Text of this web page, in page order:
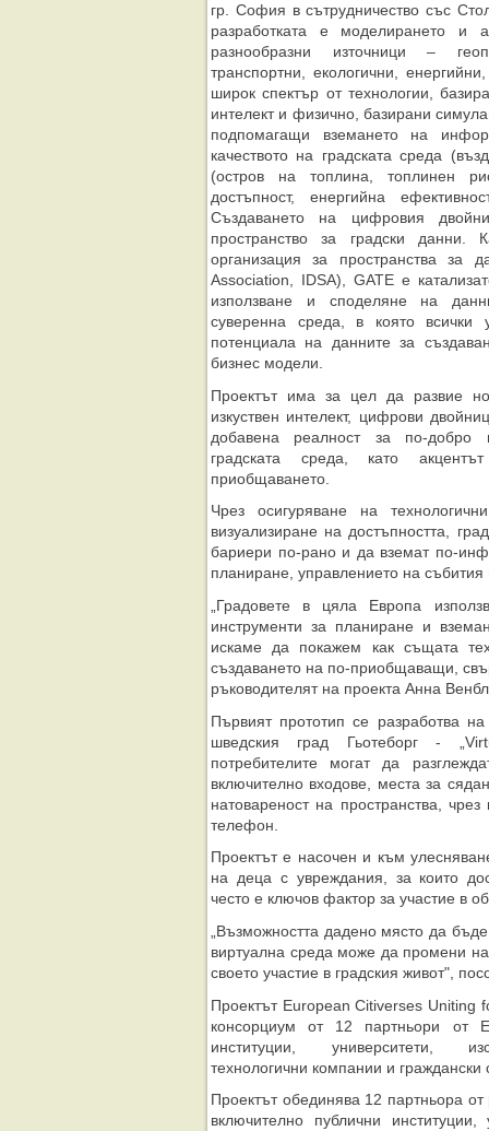
гр. София в сътрудничество със
разработката е моделирането и
разнообразни източници –
транспортни, екологични,
широк спектър от технологии,
интелект и физично, базирани
подпомагащи вземането на
качеството на градската среда
(остров на топлина, топлинен
достъпност, енергийна
Създаването на цифровия
пространство за градски данни.
организация за пространства за
Association, IDSA), GATE e
използване и споделяне на
суверенна среда, в която всички
потенциала на данните за
бизнес модели.
Проектът има за цел да развие
изкуствен интелект, цифрови
добавена реалност за по-
градската среда, като
приобщаването.
Чрез осигуряване на
визуализиране на достъпността,
бариери по-рано и да вземат по-
планиране, управлението на събития
„Градовете в цяла Европа
инструменти за планиране и
искаме да покажем как същата
създаването на по-приобщаващи,
ръководителят на проекта Анна
Първият прототип се разработва
шведския град Гьотеборг -
потребителите могат да
включително входове, места за
натовареност на пространства,
телефон.
Проектът е насочен и към
на деца с увреждания, за които
често е ключов фактор за участие в
„Възможността дадено място да
виртуална среда може да промени
своето участие в градския живот",
Проектът European Citiverses Uniting
консорциум от 12 партньори от
институции, университети,
технологични компании и граждански
Проектът обединява 12 партньора
включително публични институции,